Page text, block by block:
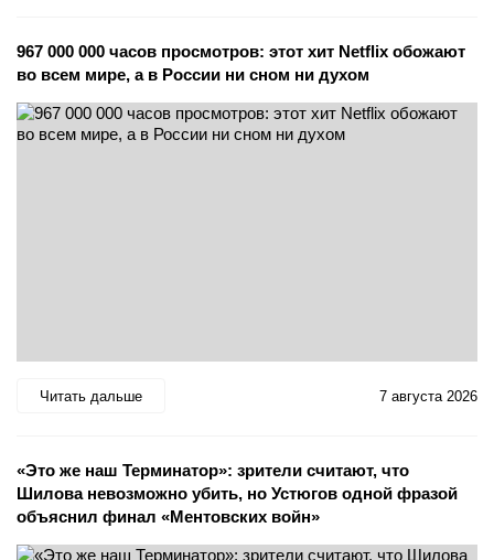
967 000 000 часов просмотров: этот хит Netflix обожают
во всем мире, а в России ни сном ни духом
Читать дальше 7 августа 2026
«Это же наш Терминатор»: зрители считают, что
Шилова невозможно убить, но Устюгов одной фразой
объяснил финал «Ментовских войн»